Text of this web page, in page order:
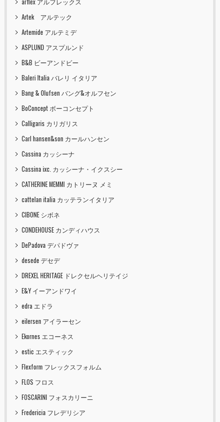
Artek アルテック
Artemide アルテミデ
ASPLUND アスプルンド
B&B ビーアンドビー
Baleri Italia バレリ イタリア
Bang & Olufsen バング&オルフセン
BoConcept ボーコンセプト
Calligaris カリガリス
Carl hansen&son カールハンセン
Cassina カッシーナ
Cassina ixc. カッシーナ・イクスシー
CATHERINE MEMMI カトリーヌ メミ
cattelan italia カッテランイタリア
CIBONE シボネ
CONDEHOUSE カンディハウス
DePadova デパドヴァ
desede デセデ
DREXEL HERITAGE ドレクセルヘリテイジ
E&Y イーアンドワイ
edra エドラ
eilersen アイラーセン
Ekornes エコーネス
estic エスティック
Flexform フレックスフォルム
FLOS フロス
FOSCARINI フォスカリーニ
Fredericia フレデリシア